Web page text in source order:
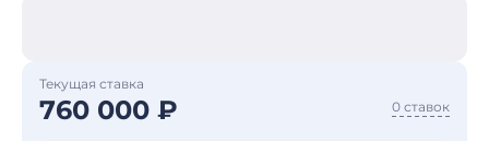
Текущая ставка
760 000 ₽ 0 ставок